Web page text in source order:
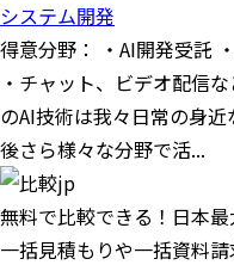
システム開発
得意分野： ・AI開発受託
・チャット、ビデオ配信
のAI技術は我々日常の身
後さら様々な分野で活...
無料で比較できる！日本
一括見積もりや一括資料